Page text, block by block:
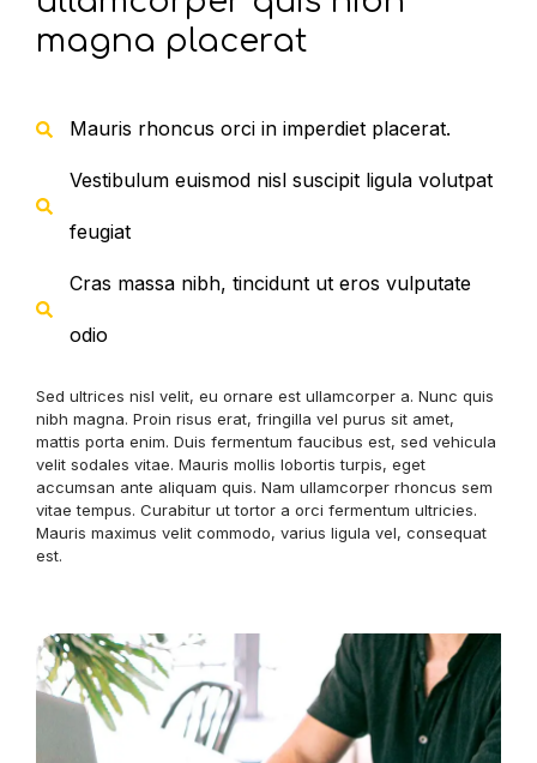
magna placerat
Mauris rhoncus orci in imperdiet placerat.
Vestibulum euismod nisl suscipit ligula volutpat
feugiat
Cras massa nibh, tincidunt ut eros vulputate
odio
Sed ultrices nisl velit, eu ornare est ullamcorper a. Nunc quis
nibh magna. Proin risus erat, fringilla vel purus sit amet,
mattis porta enim. Duis fermentum faucibus est, sed vehicula
velit sodales vitae. Mauris mollis lobortis turpis, eget
accumsan ante aliquam quis. Nam ullamcorper rhoncus sem
vitae tempus. Curabitur ut tortor a orci fermentum ultricies.
Mauris maximus velit commodo, varius ligula vel, consequat
est.